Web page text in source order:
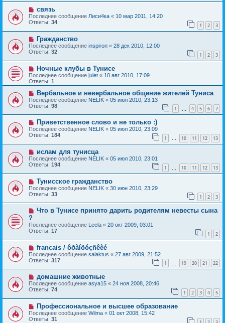
связь
Последнее сообщение Лиси4ка « 10 мар 2011, 14:20
Ответы: 34 1 2 3
Гражданство
Последнее сообщение inspiron « 28 дек 2010, 12:00
Ответы: 32 1 2 3
Ночные клубы в Тунисе
Последнее сообщение julet « 10 авг 2010, 17:09
Ответы: 1
Вербальное и невербальное общение жителей Туниса
Последнее сообщение NELIK « 05 июл 2010, 23:13
Ответы: 98 1 4 5 6 7
Приветственное слово и не только :)
Последнее сообщение NELIK « 05 июл 2010, 23:09
Ответы: 184 1 … 10 11 12 13
ислам для тунисца
Последнее сообщение NELIK « 05 июл 2010, 23:01
Ответы: 194 1 … 10 11 12 13
Тунисское гражданство
Последнее сообщение NELIK « 30 июн 2010, 23:29
Ответы: 33 1 2 3
Что в Тунисе принято дарить родителям невесты сына
?
Последнее сообщение Leela « 20 окт 2009, 03:01
Ответы: 17 1 2
francais / ôðàíöóçñêèé
Последнее сообщение salaktus « 27 авг 2009, 21:52
Ответы: 317 1 19 20 21 22
домашние животные
Последнее сообщение asya15 « 24 ноя 2008, 20:46
Ответы: 74 1 2 3 4 5
Профессиональное и высшее образование
Последнее сообщение Wilma « 01 окт 2008, 15:42
Ответы: 31